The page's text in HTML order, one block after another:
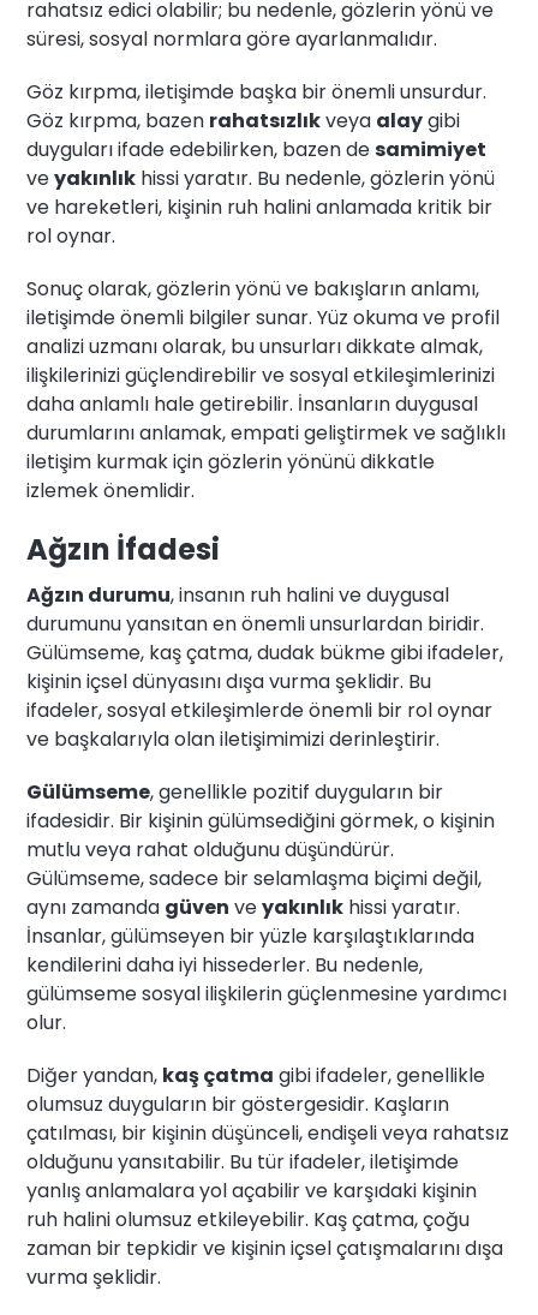
rahatsız edici olabilir; bu nedenle, gözlerin yönü ve
süresi, sosyal normlara göre ayarlanmalıdır.
Göz kırpma, iletişimde başka bir önemli unsurdur.
Göz kırpma, bazen rahatsızlıkveya alaygibi
duyguları ifade edebilirken, bazen desamimiyet
veyakınlık hissi yaratır. Bu nedenle, gözlerin yönü
ve hareketleri, kişinin ruh halini anlamada kritik bir
rol oynar.
Sonuç olarak, gözlerin yönü ve bakışların anlamı,
iletişimde önemli bilgiler sunar. Yüz okuma ve profil
analizi uzmanı olarak, bu unsurları dikkate almak,
ilişkilerinizi güçlendirebilir ve sosyal etkileşimlerinizi
daha anlamlı hale getirebilir. İnsanların duygusal
durumlarını anlamak, empati geliştirmek ve sağlıklı
iletişim kurmak için gözlerin yönünü dikkatle
izlemek önemlidir.
Ağzın İfadesi
Ağzın durumu, insanın ruh halini ve duygusal
durumunu yansıtan en önemli unsurlardan biridir.
Gülümseme, kaş çatma, dudak bükme gibi ifadeler,
kişinin içsel dünyasını dışa vurma şeklidir. Bu
ifadeler, sosyal etkileşimlerde önemli bir rol oynar
ve başkalarıyla olan iletişimimizi derinleştirir.
Gülümseme, genellikle pozitif duyguların bir
ifadesidir. Bir kişinin gülümsediğini görmek, o kişinin
mutlu veya rahat olduğunu düşündürür.
Gülümseme, sadece bir selamlaşma biçimi değil,
aynı zamanda güven veyakınlık hissi yaratır.
İnsanlar, gülümseyen bir yüzle karşılaştıklarında
kendilerini daha iyi hissederler. Bu nedenle,
gülümseme sosyal ilişkilerin güçlenmesine yardımcı
olur.
Diğer yandan, kaş çatma gibi ifadeler, genellikle
olumsuz duyguların bir göstergesidir. Kaşların
çatılması, bir kişinin düşünceli, endişeli veya rahatsız
olduğunu yansıtabilir. Bu tür ifadeler, iletişimde
yanlış anlamalara yol açabilir ve karşıdaki kişinin
ruh halini olumsuz etkileyebilir. Kaş çatma, çoğu
zaman bir tepkidir ve kişinin içsel çatışmalarını dışa
vurma şeklidir.